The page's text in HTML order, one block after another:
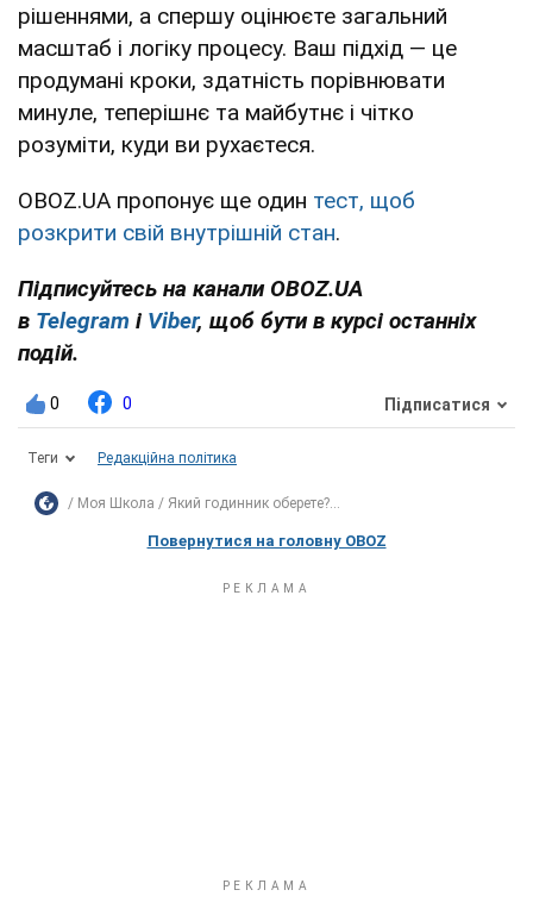
рішеннями, а спершу оцінюєте загальний
масштаб і логіку процесу. Ваш підхід — це
продумані кроки, здатність порівнювати
минуле, теперішнє та майбутнє і чітко
розуміти, куди ви рухаєтеся.
OBOZ.UA пропонує ще один тест, щоб
розкрити свій внутрішній стан.
Підписуйтесь на канали OBOZ.UA
в Telegram і Viber, щоб бути в курсі останніх
подій.
0 0 Підписатися
Теги Редакційна політика
Моя Школа Який годинник оберете?...
Повернутися на головну OBOZ